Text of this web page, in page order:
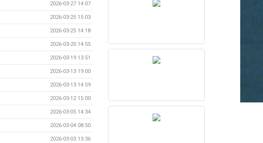
2026-03-27 14:07
2026-03-25 15:03
2026-03-25 14:18
2026-03-20 14:55
2026-03-19 13:51
2026-03-13 19:00
2026-03-13 14:59
2026-03-12 15:00
2026-03-05 14:34
2026-03-04 08:50
2026-03-03 13:36